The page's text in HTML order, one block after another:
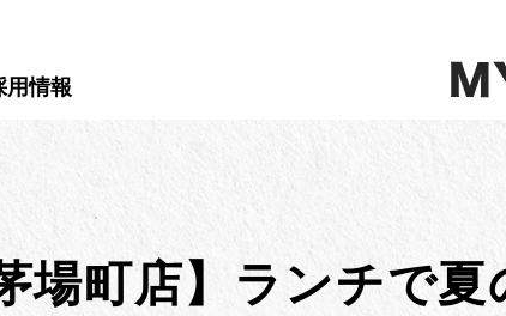
用情報
場町店】ランチで